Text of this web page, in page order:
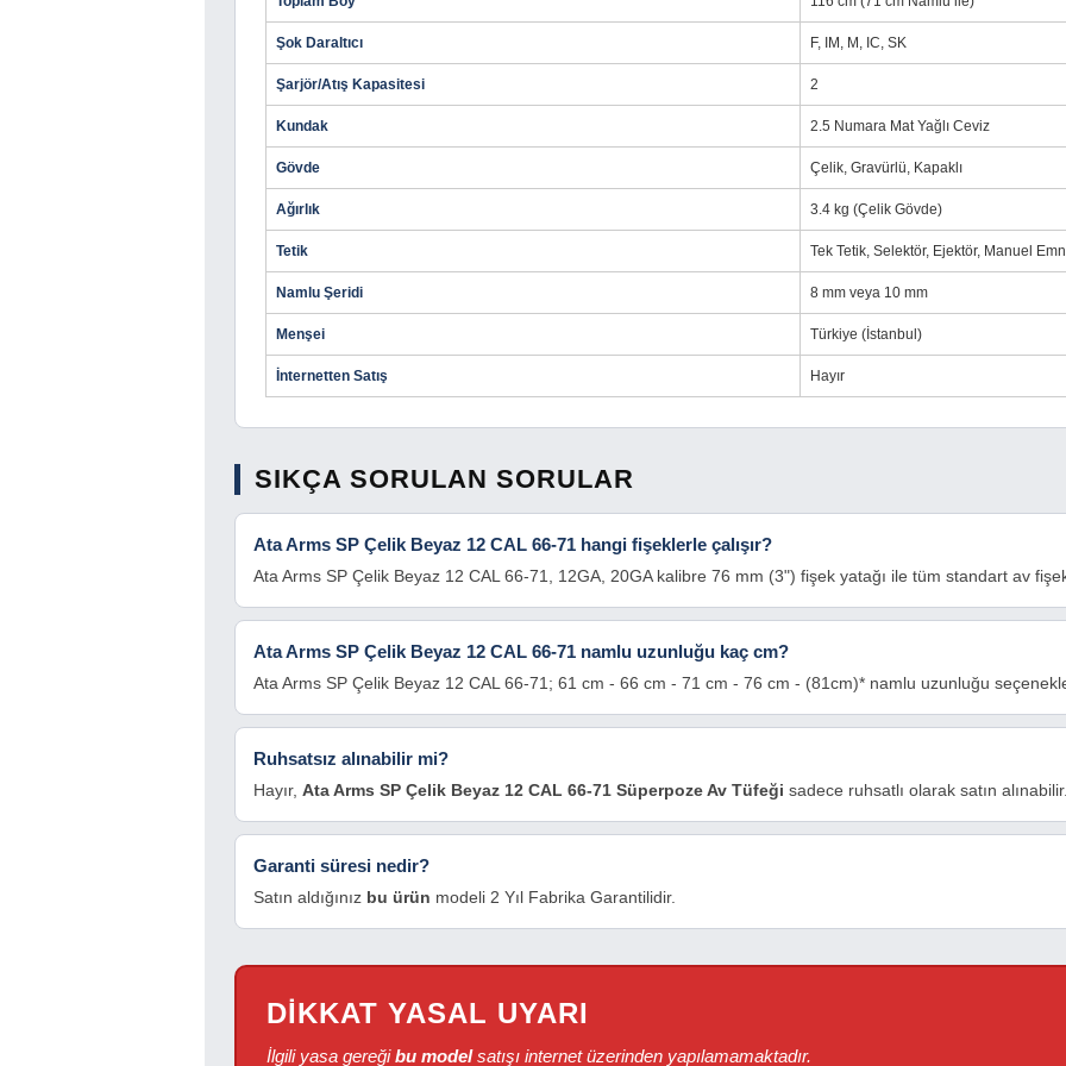
Şok Daraltıcı F, IM, M, IC, SK
Şarjör/Atış Kapasitesi 2
Kundak 2.5 Numara Mat Yağlı Ceviz
Gövde Çelik, Gravürlü, Kapaklı
Ağırlık 3.4 kg (Çelik Gövde)
Tetik Tek Tetik, Selektör, Ejektör, Manuel
Namlu Şeridi 8 mm veya 10 mm
Menşei Türkiye (İstanbul)
İnternetten Satış Hayır
SIKÇA SORULAN SORULAR
Ata Arms SP Çelik Beyaz 12 CAL 66-71 hangi fişeklerle çalışır?
Ata Arms SP Çelik Beyaz 12 CAL 66-71, 12GA, 20GA kalibre 76 mm (3") fişek yatağı ile tüm standart av
Ata Arms SP Çelik Beyaz 12 CAL 66-71 namlu uzunluğu kaç cm?
Ata Arms SP Çelik Beyaz 12 CAL 66-71; 61 cm - 66 cm - 71 cm - 76 cm - (81cm)* namlu uzunluğu
Ruhsatsız alınabilir mi?
Hayır, Ata Arms SP Çelik Beyaz 12 CAL 66-71 Süperpoze Av Tüfeği sadece ruhsatlı olarak satın
Garanti süresi nedir?
Satın aldığınız bu ürün modeli 2 Yıl Fabrika Garantilidir.
DİKKAT YASAL UYARI
İlgili yasa gereğibu modelsatışı internet üzerinden yapılamamaktadır.